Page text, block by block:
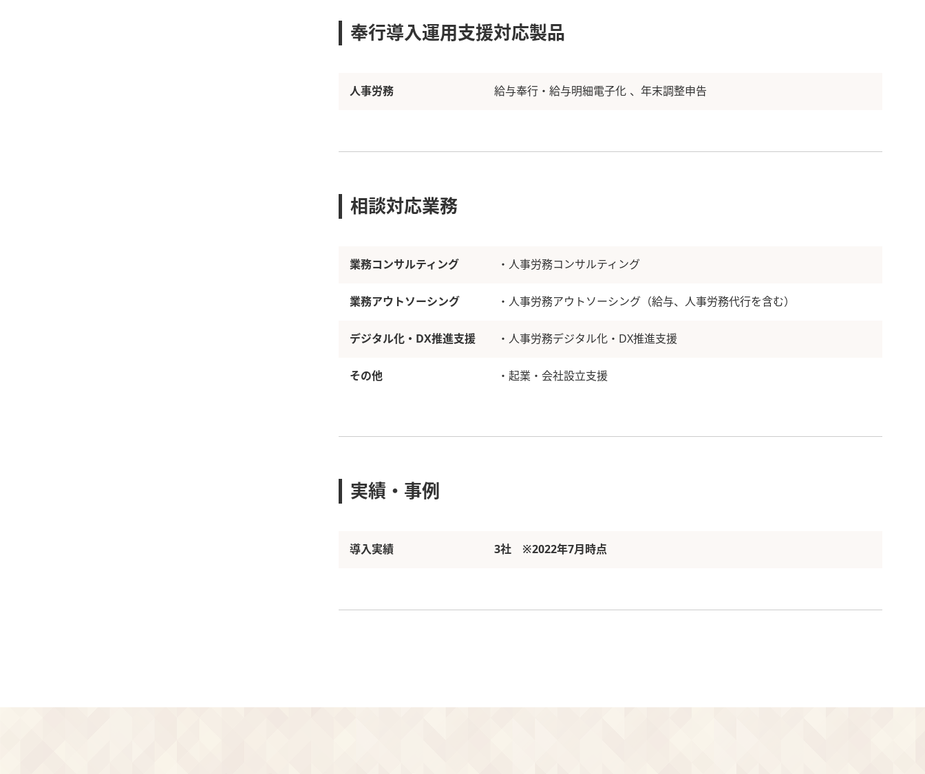
奉行導入運用支援対応製品
人事労務 給与奉行・給与明細電子化 年末調整申告
相談対応業務
業務コンサルティング ・人事労務コンサルティング
業務アウトソーシング ・人事労務アウトソーシング（給与、人事労務代行を含む）
デジタル化・DX推進支援 ・人事労務デジタル化・DX推進支援
その他 ・ 起業・会社設立支援
実績・事例
導入実績 3社 ※2022年7月時点